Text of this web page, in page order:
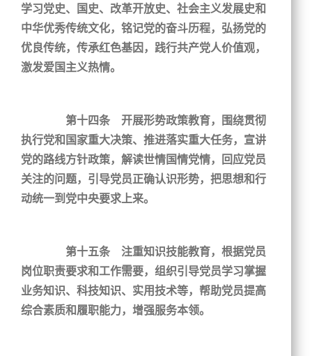
学习党史、国史、改革开放史、社会主义发展史和
中华优秀传统文化，铭记党的奋斗历程，弘扬党的
优良传统，传承红色基因，践行共产党人价值观，
激发爱国主义热情。
第十四条 开展形势政策教育，围绕贯彻
执行党和国家重大决策、推进落实重大任务，宣讲
党的路线方针政策，解读世情国情党情，回应党员
关注的问题，引导党员正确认识形势，把思想和行
动统一到党中央要求上来。
第十五条 注重知识技能教育，根据党员
岗位职责要求和工作需要，组织引导党员学习掌握
业务知识、科技知识、实用技术等，帮助党员提高
综合素质和履职能力，增强服务本领。